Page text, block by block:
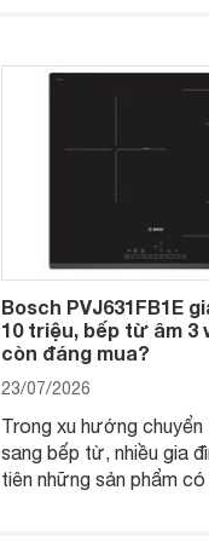
gia đình.
Bosch PVJ631FB1E
10 triệu, bếp từ âm 3
còn đáng mua?
23/07/2026
Trong xu hướng
sang bếp từ, nhiều gia
tiên những sản phẩm có